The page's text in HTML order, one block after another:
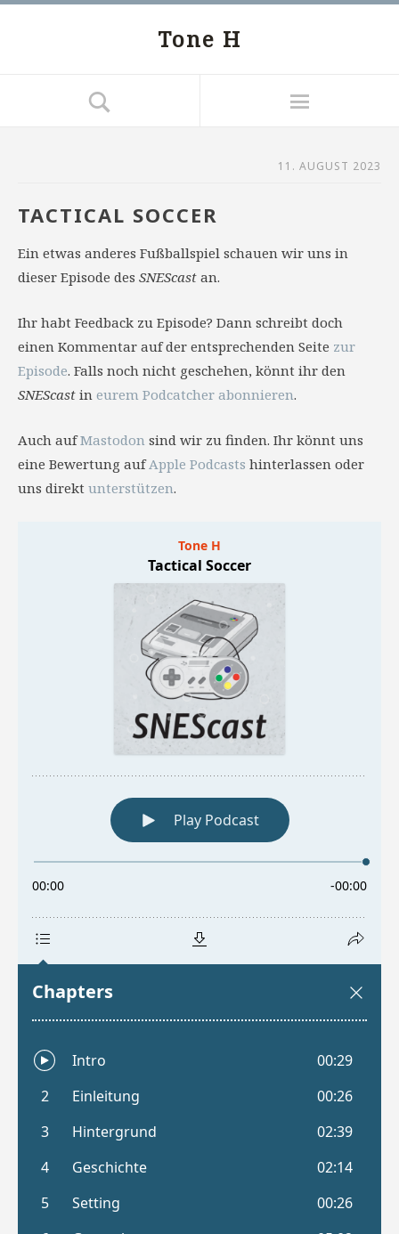
Tone H
11. AUGUST 2023
TACTICAL SOCCER
Ein etwas anderes Fußballspiel schauen wir uns in
dieser Episode des SNEScast an.
Ihr habt Feedback zu Episode? Dann schreibt doch
einen Kommentar auf der entsprechenden Seite zur
Episode. Falls noch nicht geschehen, könnt ihr den
SNEScast in eurem Podcatcher abonnieren.
Auch aufMastodon sind wir zu finden. Ihr könnt uns
eine Bewertung aufApple Podcasts hinterlassen oder
uns direkt unterstützen.